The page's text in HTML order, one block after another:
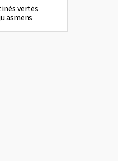
vertės
asmens